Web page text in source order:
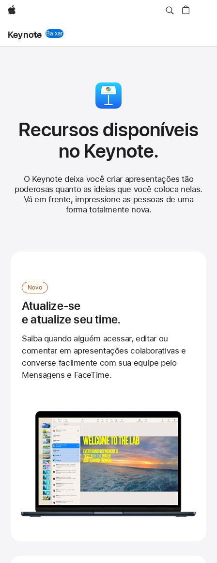
Apple
Keynote Baixarapp Keynote
Recursos disponíveis
no Keynote.
O Keynote deixa você criar apresentações tão
poderosas quanto as ideias que você coloca nelas.
Vá em frente, impressione as pessoas de uma
forma totalmente nova.
Novo
Atualize-se
e atualize seu time.
Saiba quando alguém acessar, editar ou
comentar em apresentações colaborativas e
converse facilmente com sua equipe pelo
Mensagens e FaceTime.